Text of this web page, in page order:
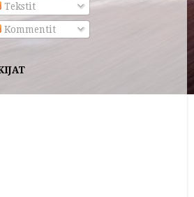
Tekstit
Kommentit